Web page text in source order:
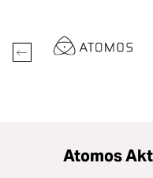
Second
Atomos